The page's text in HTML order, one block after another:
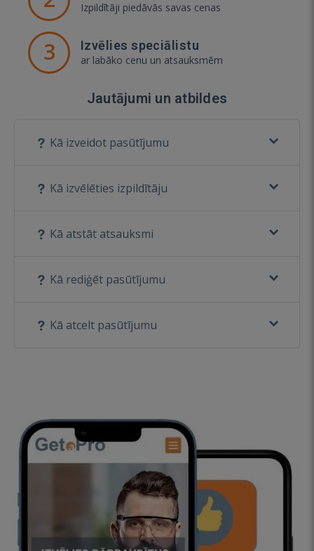
Izpildītāji piedāvās savas cenas
3 Izvēlies speciālistu
ar labāko cenu un atsauksmēm
Jautājumi un atbildes
Kā izveidot pasūtījumu
Kā izvēlēties izpildītāju
Kā atstāt atsauksmi
Kā rediģēt pasūtījumu
Kā atcelt pasūtījumu